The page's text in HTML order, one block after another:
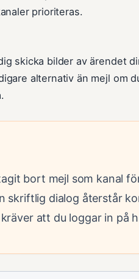
prioriteras.
skicka bilder av ärendet
alternativ än mejl om
bort mejl som kanal
skriftlig dialog återstår
att du loggar in på